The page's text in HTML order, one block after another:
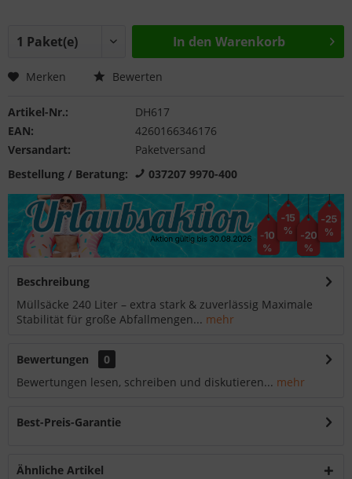
In den Warenkorb
Merken Bewerten
Artikel-Nr.:
DH617
EAN:
4260166346176
Versandart:
Paketversand
Bestellung / Beratung:
037207 9970-400
Beschreibung
Müllsäcke 240 Liter – extra stark & zuverlässig Maximale
Stabilität für große Abfallmengen... mehr
Bewertungen
0
Bewertungen lesen, schreiben und diskutieren... mehr
Best-Preis-Garantie
Ähnliche Artikel